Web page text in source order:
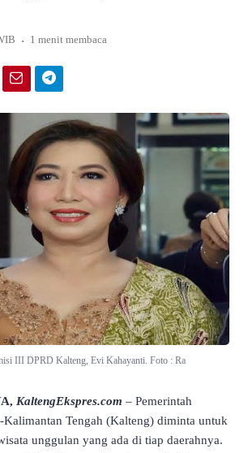
. 1 menit membaca
III DPRD Kalteng, Evi Kahayanti. Foto : Ra
KaltengEkspres.com – Pemerintah
Kalimantan Tengah (Kalteng) diminta untuk
unggulan yang ada di tiap daerahnya.